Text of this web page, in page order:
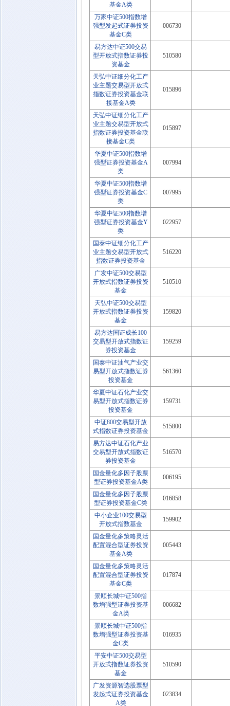
基金A类
万家中证500指数增
强型发起式证券投资
基金C类
006730
易方达中证500交易
型开放式指数证券投
资基金
510580
天弘中证细分化工产
业主题交易型开放式
指数证券投资基金联
接基金A类
015896
天弘中证细分化工产
业主题交易型开放式
指数证券投资基金联
接基金C类
015897
华夏中证500指数增
强型证券投资基金A
类
007994
华夏中证500指数增
强型证券投资基金C
类
007995
华夏中证500指数增
强型证券投资基金Y
类
022957
国泰中证细分化工产
业主题交易型开放式
指数证券投资基金
516220
广发中证500交易型
开放式指数证券投资
基金
510510
天弘中证500交易型
开放式指数证券投资
基金
159820
易方达国证成长100
交易型开放式指数证
券投资基金
159259
国泰中证油气产业交
易型开放式指数证券
投资基金
561360
华夏中证石化产业交
易型开放式指数证券
投资基金
159731
中证800交易型开放
式指数证券投资基金
515800
易方达中证石化产业
交易型开放式指数证
券投资基金
516570
国金量化多因子股票
型证券投资基金A类
006195
国金量化多因子股票
型证券投资基金C类
016858
中小企业100交易型
开放式指数基金
159902
国金量化多策略灵活
配置混合型证券投资
基金A类
005443
国金量化多策略灵活
配置混合型证券投资
基金C类
017874
景顺长城中证500指
数增强型证券投资基
金A类
006682
景顺长城中证500指
数增强型证券投资基
金C类
016935
平安中证500交易型
开放式指数证券投资
基金
510590
广发资源智选股票型
发起式证券投资基金
A类
023834